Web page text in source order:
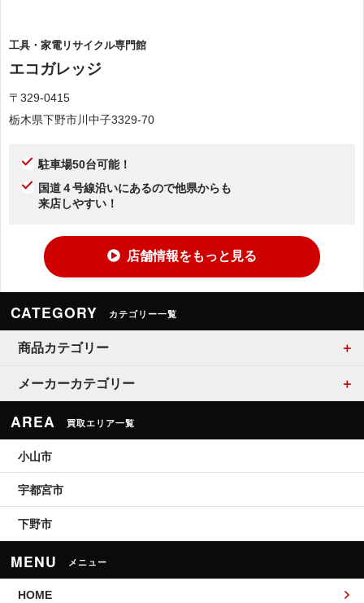
工具・家電リサイクル専門館
エコガレッジ
〒329-0415
栃木県下野市川中子3329-70
駐車場50台可能！
国道４号線沿いにあるので他県からも
来店しやすい！
店舗情報をもっと見る
CATEGORY カテゴリー一覧
商品カテゴリー
メーカーカテゴリー
AREA 買取エリア一覧
小山市
宇都宮市
下野市
MENU メニュー
HOME